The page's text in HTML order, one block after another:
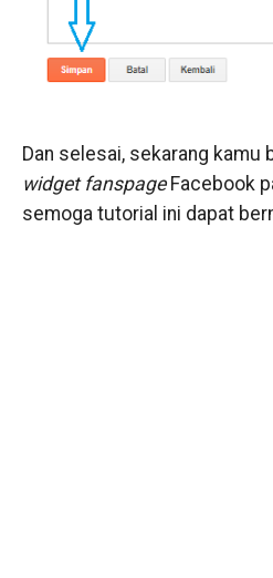
Dan selesai, sekarang kamu
widget fanspage Facebook
semoga tutorial ini dapat